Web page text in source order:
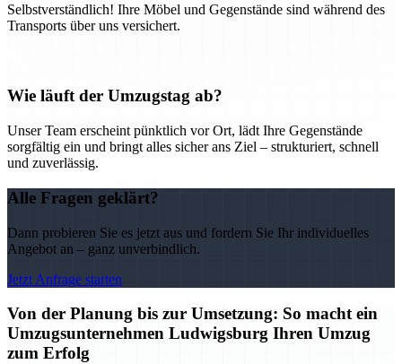
Selbstverständlich! Ihre Möbel und Gegenstände sind während des
Transports über uns versichert.
Wie läuft der Umzugstag ab?
Unser Team erscheint pünktlich vor Ort, lädt Ihre Gegenstände
sorgfältig ein und bringt alles sicher ans Ziel – strukturiert, schnell
und zuverlässig.
Alle Fragen geklärt?
Dann probieren Sie es jetzt aus und fordern Sie Ihr individuelles
Angebot an – ganz unverbindlich.
Jetzt Anfrage starten
Von der Planung bis zur Umsetzung: So macht ein
Umzugsunternehmen Ludwigsburg Ihren Umzug
zum Erfolg